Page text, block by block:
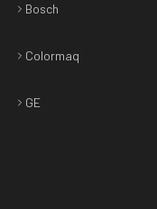
Bosch
Colormaq
GE